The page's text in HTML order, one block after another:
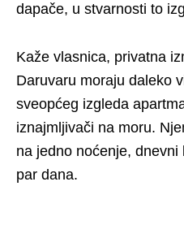
dapače, u stvarnosti to
Kaže vlasnica, privatna
Daruvaru moraju daleko
sveopćeg izgleda
iznajmljivači na moru.
na jedno noćenje,
par dana.